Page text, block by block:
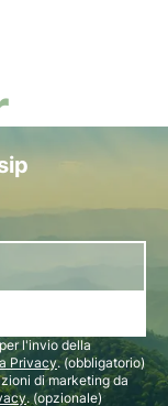
l'invio della
Privacy. (obbligatorio)
di marketing da
. (opzionale)